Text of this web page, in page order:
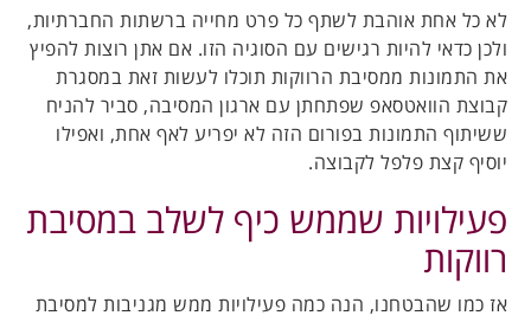
לא כל אחת אוהבת לשתף כל פרט מחייה ברשתות החברתיות,
ולכן כדאי להיות רגישים עם הסוגיה הזו. אם אתן רוצות להפיץ
את התמונות ממסיבת הרווקות תוכלו לעשות זאת במסגרת
קבוצת הוואטסאפ שפתחתן עם ארגון המסיבה, סביר להניח
ששיתוף התמונות בפורום הזה לא יפריע לאף אחת, ואפילו
יוסיף קצת פלפל לקבוצה.
פעילויות שממש כיף לשלב במסיבת
רווקות
אז כמו שהבטחנו, הנה כמה פעילויות ממש מגניבות למסיבת